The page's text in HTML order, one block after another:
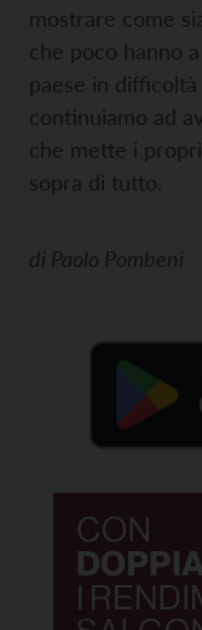
mostrare come
che poco hanno
paese in
continuiamo ad
che mette i
sopra di tutto.
di Paolo Pombeni